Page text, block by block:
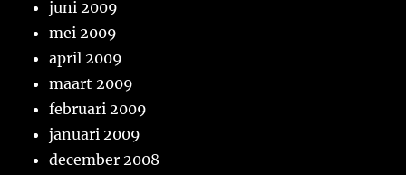
juni 2009
mei 2009
april 2009
maart 2009
februari 2009
januari 2009
december 2008